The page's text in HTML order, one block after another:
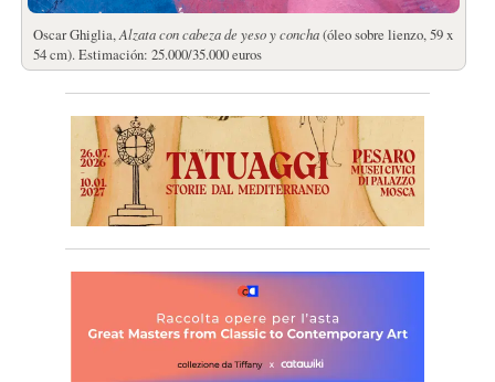
Oscar Ghiglia,Alzata con cabeza de yeso y concha(óleo sobre lienzo, 59 x
54 cm). Estimación: 25.000/35.000 euros